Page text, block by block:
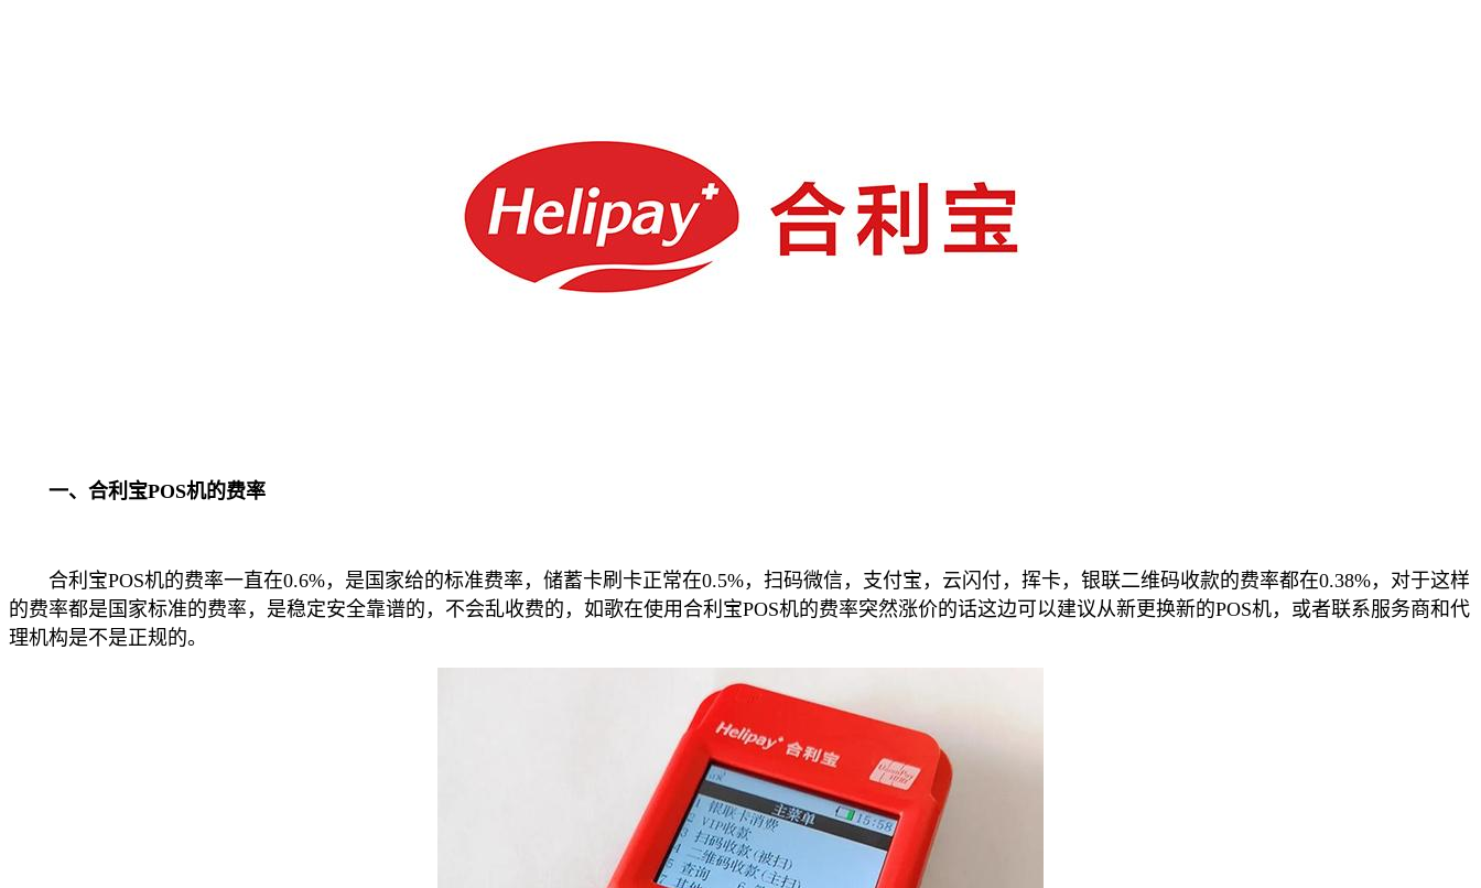
一、合利宝POS机的费率
合利宝POS机的费率一直在0.6%，是国家给的标准费率，储蓄卡刷卡正常在0.5%，扫码微信，支付宝，云闪付，挥卡，银联二维码收款的费率都在0.38%，对于这样
的费率都是国家标准的费率，是稳定安全靠谱的，不会乱收费的，如歌在使用合利宝POS机的费率突然涨价的话这边可以建议从新更换新的POS机，或者联系服务商和代
理机构是不是正规的。